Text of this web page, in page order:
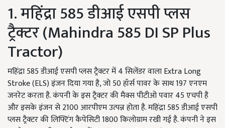
1. महिंद्रा 585 डीआई एसपी प्लस
ट्रैक्टर (Mahindra 585 DI SP Plus
Tractor)
महिंद्रा 585 डीआई एसपी प्लस ट्रैक्टर में 4 सिलेंडर वाला Extra Long
Stroke (ELS) इंजन दिया गया है, जो 50 हॉर्स पावर के साथ 197 एनएम
जनरेट करता है. कंपनी के इस ट्रैक्टर की मैक्स पीटीओ पवार 45 एचपी है
और इसके इंजन से 2100 आरपीएम उत्पन्न होता है. महिंद्रा 585 डीआई एसपी
प्लस ट्रैक्टर की लिफ्टिंग कैपेसिटी 1800 किलोग्राम रखी गई है. कंपनी ने इस